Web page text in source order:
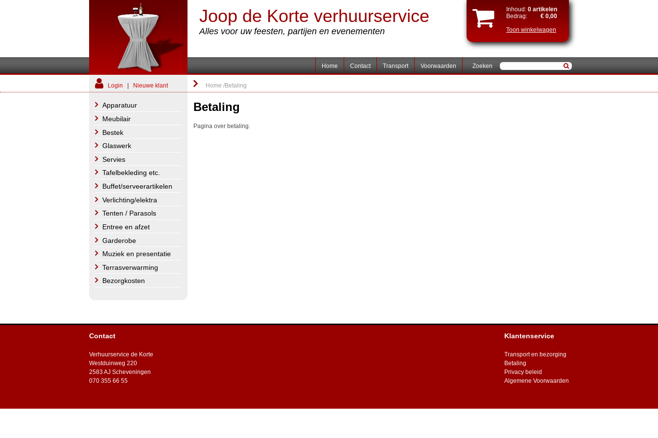
Joop de Korte verhuurservice
Alles voor uw feesten, partijen en evenementen
Inhoud: 0 artikelen
Bedrag:
€ 0,00
Toon winkelwagen
Zoeken
Home Contact Transport Voorwaarden
Login Nieuwe klant Home /Betaling
Apparatuur
Meubilair
Bestek
Glaswerk
Servies
Tafelbekleding etc.
Buffet/serveerartikelen
Verlichting/elektra
Tenten / Parasols
Entree en afzet
Garderobe
Muziek en presentatie
Terrasverwarming
Bezorgkosten
Betaling
Pagina over betaling.
Contact
Verhuurservice de Korte
Westduinweg 220
2583 AJ Scheveningen
070 355 66 55
Klantenservice
Transport en bezorging
Betaling
Privacy beleid
Algemene Voorwaarden